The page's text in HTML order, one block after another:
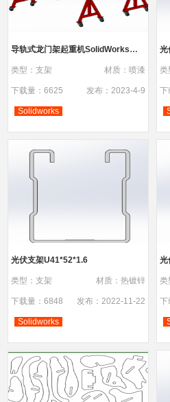
导轨式龙门架起重机SolidWorks图纸分享（1）
类型：支架 材质：喷漆
下载量：6625 发布：2023-4-9
Solidworks
光
类
下
光伏支架U41*52*1.6
类型：支架 材质：热镀锌
下载量：6848 发布：2022-11-22
Solidworks
光
类
下